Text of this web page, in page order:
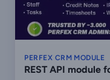
PERFEX CRM MODULE
REST API module